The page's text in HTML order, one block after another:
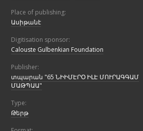
Place of publishing:
Ասիթանէ
Digitisation sponsor:
Calouste Gulbenkian Foundation
Publisher:
տպարան "65 ՆԻԻՄԷՐՕ ԻԼԷ ՄՈՒՐԱԳԳԱՄ
ՄԱԹՊԱԱ"
Type:
Թերթ